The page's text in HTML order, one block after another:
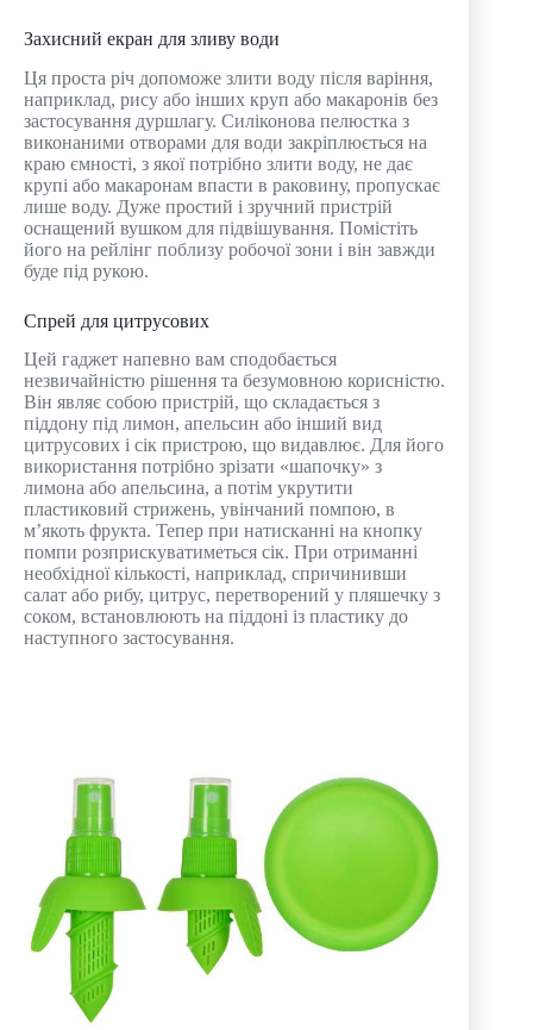
Захисний екран для зливу води
Ця проста річ допоможе злити воду після варіння,
наприклад, рису або інших круп або макаронів без
застосування дуршлагу. Силіконова пелюстка з
виконаними отворами для води закріплюється на
краю ємності, з якої потрібно злити воду, не дає
крупі або макаронам впасти в раковину, пропускає
лише воду. Дуже простий і зручний пристрій
оснащений вушком для підвішування. Помістіть
його на рейлінг поблизу робочої зони і він завжди
буде під рукою.
Спрей для цитрусових
Цей гаджет напевно вам сподобається
незвичайністю рішення та безумовною корисністю.
Він являє собою пристрій, що складається з
піддону під лимон, апельсин або інший вид
цитрусових і сік пристрою, що видавлює. Для його
використання потрібно зрізати «шапочку» з
лимона або апельсина, а потім укрутити
пластиковий стрижень, увінчаний помпою, в
м’якоть фрукта. Тепер при натисканні на кнопку
помпи розприскуватиметься сік. При отриманні
необхідної кількості, наприклад, спричинивши
салат або рибу, цитрус, перетворений у пляшечку з
соком, встановлюють на піддоні із пластику до
наступного застосування.